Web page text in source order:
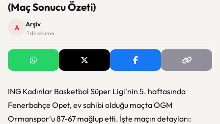
(Maç Sonucu Özeti)
A Arşiv
· 1 dk okuma
ING Kadınlar Basketbol Süper Ligi'nin 5. haftasında
Fenerbahçe Opet, ev sahibi olduğu maçta OGM
Ormanspor'u 87-67 mağlup etti. İşte maçın detayları: